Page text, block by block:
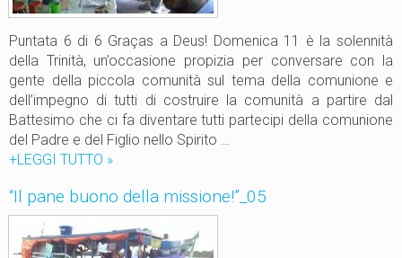
o
o
Puntata 6 di 6 Graças a Deus! Domenica 11 è la solennità
della Trinità, un’occasione propizia per conversare con la
gente della piccola comunità sul tema della comunione e
dell’impegno di tutti di costruire la comunità a partire dal
Battesimo che ci fa diventare tutti partecipi della comunione
del Padre e del Figlio nello Spirito …
+LEGGI TUTTO
l
p
a
»
“Il pane buono della missione!”_05